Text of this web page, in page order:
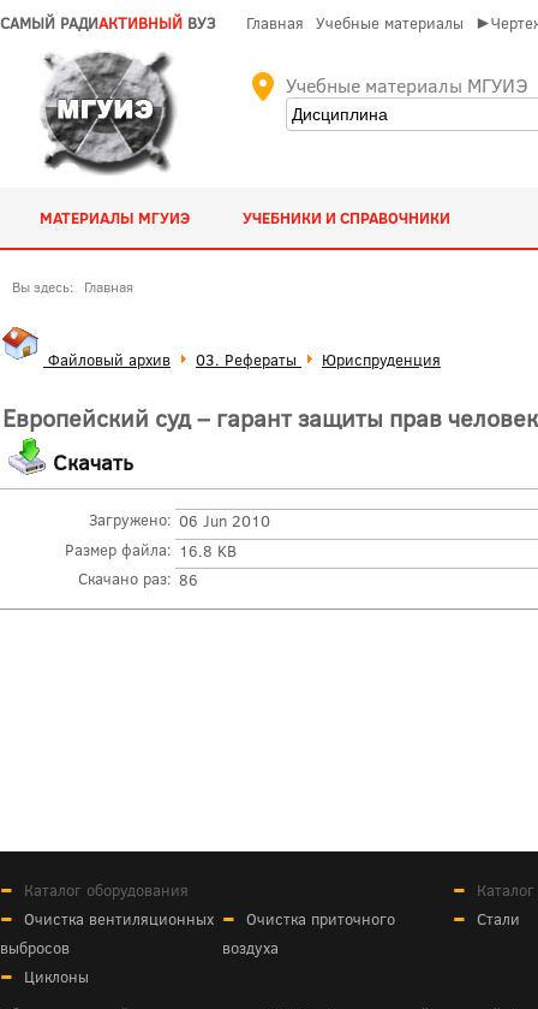
САМЫЙ РАДИАКТИВНЫЙ ВУЗ Главная Учебные материалы
Учебные материалы МГУИЭ
МАТЕРИАЛЫ МГУИЭ УЧЕБНИКИ И СПРАВОЧНИКИ
Вы здесь: Главная
Файловый архив 03. Рефераты Юриспруденция
Европейский суд – гарант защиты прав
Скачать
Загружено: 06 Jun 2010
Размер файла: 16.8 KB
Скачано раз: 86
Каталог оборудования
Очистка вентиляционных
выбросов
Очистка приточного
воздуха
Циклоны
Стали